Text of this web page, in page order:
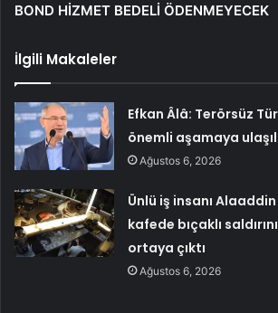
BOND HİZMET BEDELİ ÖDENMEYECEK
İlgili Makaleler
Efkan Âlâ: Terörsüz
önemli aşamaya
Ağustos 6, 2026
Ünlü iş insanı Alaaddin
kafede bıçaklı
ortaya çıktı
Ağustos 6, 2026